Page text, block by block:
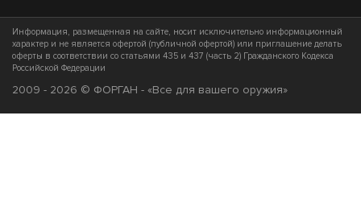
Информация, размещенная на сайте, носит исключительно информационный
характер и не является офертой (публичной офертой) или приглашение делать
оферты в соответствии со статьями 435 и 437 (часть 2) Гражданского Кодекса
Российской Федерации
2009 - 2026 © ФОРГАН - «Все для вашего оружия»